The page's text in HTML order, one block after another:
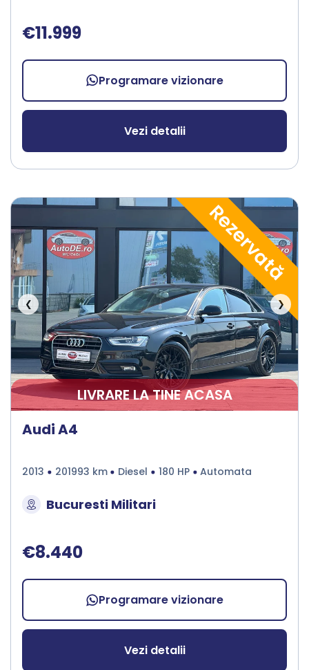
€11.999
Programare vizionare
Vezi detalii
Rezervată
❮ ❯
LIVRARE LA TINE ACASA
Audi A4
2013 201993 km Diesel 180 HP Automata
Bucuresti Militari
€8.440
Programare vizionare
Vezi detalii